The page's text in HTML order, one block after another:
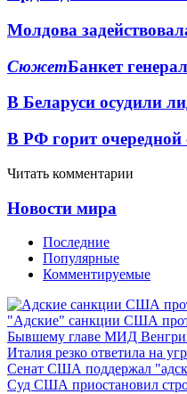
Молдова
СюжетБанкет
В Беларуси осудили
В РФ горит очередной
Читать комментарии
Новости мира
Последние
Популярные
Комментируемые
"Адские" санкции США
Бывшему главе МИД
Италия резко ответила на
Сенат США поддержал
Суд США приостановил